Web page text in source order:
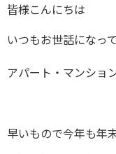
皆様こんにちは
いつもお世話になっ
アパート・マンショ
早いもので今年も年